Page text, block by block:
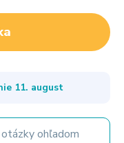
11. august
ohľadom